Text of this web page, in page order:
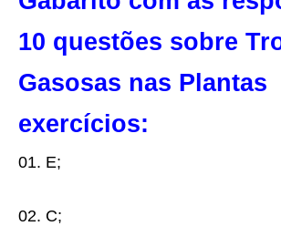
10 questões sobre
Gasosas nas Plantas
exercícios:
01. E;
02. C;